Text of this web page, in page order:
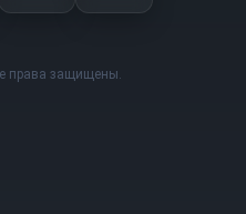
права защищены.